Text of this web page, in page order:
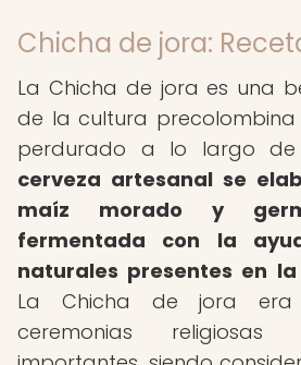
Chicha de jora:
La Chicha de jora es una
de la cultura
perdurado a lo largo de
cerveza artesanal se
maíz morado y
fermentada con la
naturales presentes en
La Chicha de jora era
ceremonias religiosas